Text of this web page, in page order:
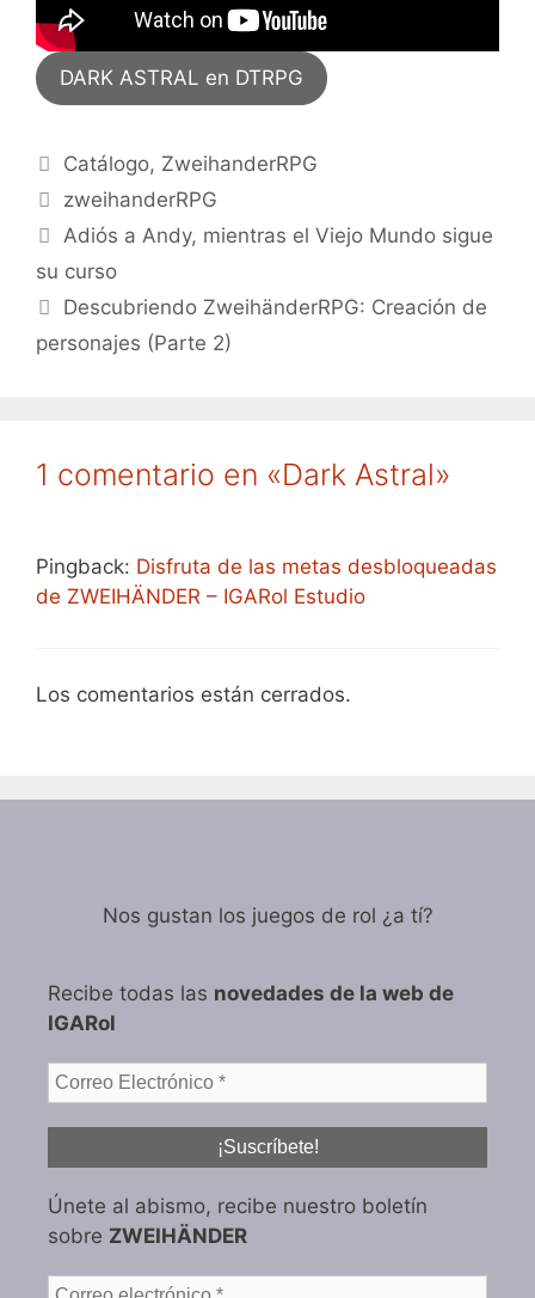
DARK ASTRAL en DTRPG
Categorías
Catálogo, ZweihanderRPG
Etiquetas
zweihanderRPG
Adiós a Andy, mientras el Viejo Mundo sigue
su curso
Descubriendo ZweihänderRPG: Creación de
personajes (Parte 2)
1 comentario en «Dark Astral»
Pingback: Disfruta de las metas desbloqueadas
de ZWEIHÄNDER – IGARol Estudio
Los comentarios están cerrados.
Nos gustan los juegos de rol ¿a tí?
Recibe todas las novedades de la web de
IGARol
Únete al abismo, recibe nuestro boletín
sobre ZWEIHÄNDER